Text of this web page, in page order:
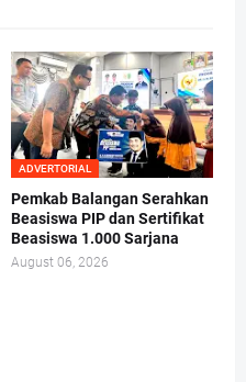
ADVERTORIAL
Pemkab Balangan Serahkan
Beasiswa PIP dan Sertifikat
Beasiswa 1.000 Sarjana
August 06, 2026